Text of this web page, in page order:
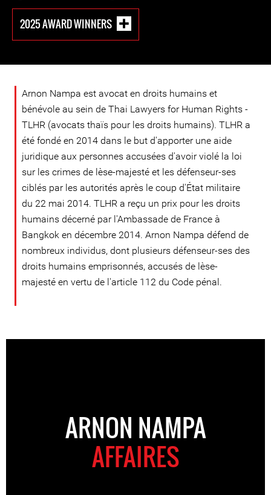
2025 AWARD WINNERS
Arnon Nampa est avocat en droits humains et
bénévole au sein de Thai Lawyers for Human Rights -
TLHR (avocats thaïs pour les droits humains). TLHR a
été fondé en 2014 dans le but d'apporter une aide
juridique aux personnes accusées d'avoir violé la loi
sur les crimes de lèse-majesté et les défenseur-ses
ciblés par les autorités après le coup d'État militaire
du 22 mai 2014. TLHR a reçu un prix pour les droits
humains décerné par l'Ambassade de France à
Bangkok en décembre 2014. Arnon Nampa défend de
nombreux individus, dont plusieurs défenseur-ses des
droits humains emprisonnés, accusés de lèse-
majesté en vertu de l'article 112 du Code pénal.
ARNON NAMPA
AFFAIRES